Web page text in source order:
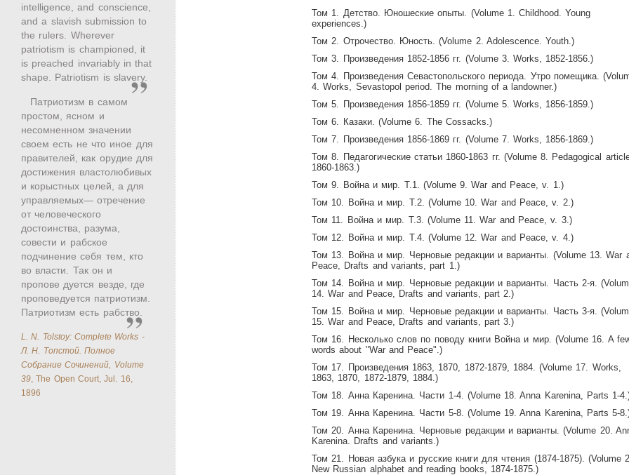
intelligence, and conscience,
and a slavish submission to
the rulers. Wherever
patriotism is championed, it
is preached invariably in that
shape. Patriotism is slavery.
Патриотизм в самом
простом, ясном и
несомненном значении
своем есть не что иное для
правителей, как орудие для
достижения властолюбивых
и корыстных целей, а для
управляемых— отречение
от человеческого
достоинства, разума,
совести и рабское
подчинение себя тем, кто
во власти. Так он и
пропове дуется везде, где
проповедуется патриотизм.
Патриотизм есть рабство.
L. N. Tolstoy: Complete Works -
Л. Н. Топстой. Полное
Собрание Сочинений, Volume
39 , The Open Court, Jul. 16,
1896
Том 1. Детство. Юношеские опыты. (Volume 1. Childhood. Young
experiences.)
Том 2. Отрочество. Юность. (Volume 2. Adolescence. Youth.)
Том 3. Произведения 1852-1856 гг. (Volume 3. Works, 1852-1856.)
Том 4. Произведения Севастопольского периода. Утро помещика.
4. Works, Sevastopol period. The morning of a landowner.)
Том 5. Произведения 1856-1859 гг. (Volume 5. Works, 1856-1859.)
Том 6. Казаки. (Volume 6. The Cossacks.)
Том 7. Произведения 1856-1869 гг. (Volume 7. Works, 1856-1869.)
Том 8. Педагогические статьи 1860-1863 гг. (Volume 8. Pedagogical
1860-1863.)
Том 9. Война и мир. Т.1. (Volume 9. War and Peace, v. 1.)
Том 10. Война и мир. Т.2. (Volume 10. War and Peace, v. 2.)
Том 11. Война и мир. Т.3. (Volume 11. War and Peace, v. 3.)
Том 12. Война и мир. Т.4. (Volume 12. War and Peace, v. 4.)
Том 13. Война и мир. Черновые редакции и варианты. (Volume 13. War
Peace, Drafts and variants, part 1.)
Том 14. Война и мир. Черновые редакции и варианты. Часть 2-я.
14. War and Peace, Drafts and variants, part 2.)
Том 15. Война и мир. Черновые редакции и варианты. Часть 3-я.
15. War and Peace, Drafts and variants, part 3.)
Том 16. Несколько слов по поводу книги Война и мир. (Volume 16. A
words about "War and Peace".)
Том 17. Произведения 1863, 1870, 1872-1879, 1884. (Volume 17. Works,
1863, 1870, 1872-1879, 1884.)
Том 18. Анна Каренина. Части 1-4. (Volume 18. Anna Karenina, Parts 1-
Том 19. Анна Каренина. Части 5-8. (Volume 19. Anna Karenina, Parts 5-
Том 20. Анна Каренина. Черновые редакции и варианты. (Volume 20.
Karenina. Drafts and variants.)
Том 21. Новая азбука и русские книги для чтения (1874-1875). (Volume
New Russian alphabet and reading books, 1874-1875.)